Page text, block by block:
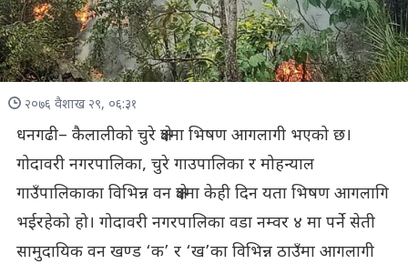
२०७६ वैशाख २९, ०६:३१
धनगढी– कैलालीको चुरे क्षेत्रमा भिषण आगलागी भएको छ।
गोदावरी नगरपालिका, चुरे गाउपालिका र मोहन्याल
गाउँपालिकाका विभिन्न वन क्षेत्रमा केही दिन यता भिषण आगलागि
भईरहेको हो। गोदावरी नगरपालिका वडा नम्वर ४ मा पर्ने सेती
सामुदायिक वन खण्ड ‘क’ र ‘ख’का विभिन्न ठाउँमा आगलागी